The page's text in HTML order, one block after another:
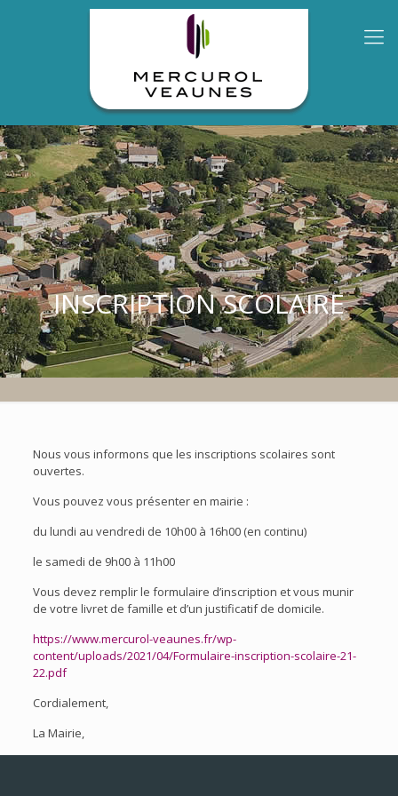
INSCRIPTION SCOLAIRE
Nous vous informons que les inscriptions scolaires sont
ouvertes.
Vous pouvez vous présenter en mairie :
du lundi au vendredi de 10h00 à 16h00 (en continu)
le samedi de 9h00 à 11h00
Vous devez remplir le formulaire d’inscription et vous munir
de votre livret de famille et d’un justificatif de domicile.
https://www.mercurol-veaunes.fr/wp-
content/uploads/2021/04/Formulaire-inscription-scolaire-21-
22.pdf
Cordialement,
La Mairie,